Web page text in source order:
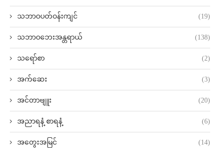
သဘာဝပတ်ဝန်းကျင် (19)
သဘာဝဘေးအန္တရာယ် (138)
သရော်စာ (2)
အက်ဆေး (3)
အင်တာဗျူး (20)
အညာရနံ့ စာရနံ့ (6)
အတွေးအမြင် (14)